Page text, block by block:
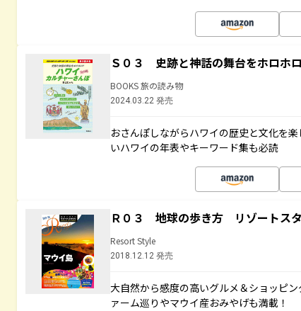
Ｓ０３ 史跡と神話の舞台をホロホ
BOOKS 旅の読み物
2024.03.22 発売
おさんぽしながらハワイの歴史と文化を
いハワイの年表やキーワード集も必読
Ｒ０３ 地球の歩き方 リゾートス
Resort Style
2018.12.12 発売
大自然から感度の高いグルメ＆ショッピ
ァーム巡りやマウイ産おみやげも満載！